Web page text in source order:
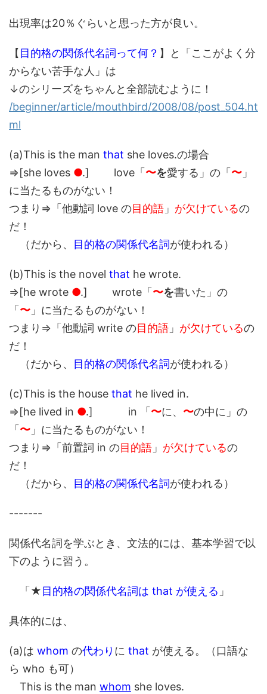
出現率は20％ぐらいと思った方が良い。
【 目的格の関係代名詞って何？ 】と「ここがよく分
からない苦手な人」は
↓のシリーズをちゃんと全部読むように！
/beginner/article/mouthbird/2008/08/post_504.ht
ml
(a)This is the man that she loves.の場合
⇒[she loves ●.] love「 〜を愛する」の「 〜 」
に当たるものがない！
つまり⇒「他動詞 love の目的語 」 が欠けているの
だ！
（だから、 目的格の関係代名詞が使われる）
(b)This is the novel that he wrote.
⇒[he wrote ●.] wrote「 〜を書いた」の
「 〜 」に当たるものがない！
つまり⇒「他動詞 write の目的語 」 が欠けているの
だ！
（だから、 目的格の関係代名詞が使われる）
(c)This is the house that he lived in.
⇒[he lived in ●.] in 「 〜に、 〜の中に」の
「 〜 」に当たるものがない！
つまり⇒「前置詞 in の目的語 」 が欠けているの
だ！
（だから、 目的格の関係代名詞が使われる）
-------
関係代名詞を学ぶとき、文法的には、基本学習で以
下のように習う。
「★目的格の関係代名詞は that が使える 」
具体的には、
(a)は whom の代わり に that が使える。（口語な
ら who も可）
This is the man whom she loves.